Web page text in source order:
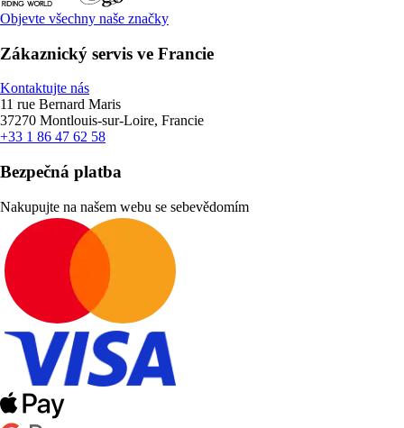
Objevte všechny naše značky
Zákaznický servis ve Francie
Kontaktujte nás
11 rue Bernard Maris
37270 Montlouis-sur-Loire, Francie
+33 1 86 47 62 58
Bezpečná platba
Nakupujte na našem webu se sebevědomím